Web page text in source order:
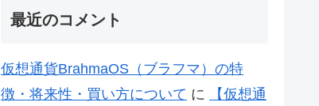
最近のコメント
仮想通貨BrahmaOS（ブラフマ）の特
徴・将来性・買い方について に
【仮想通